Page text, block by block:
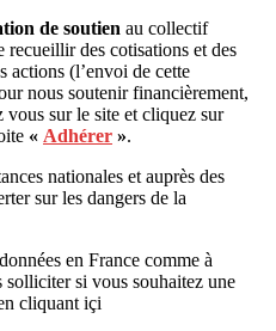
de soutien au collectif
recueillir des cotisations et des
actions (l’envoi de cette
nous soutenir financièrement,
sur le site et cliquez sur
« Adhérer ».
nationales et auprès des
sur les dangers de la
en France comme à
solliciter si vous souhaitez une
cliquant içi